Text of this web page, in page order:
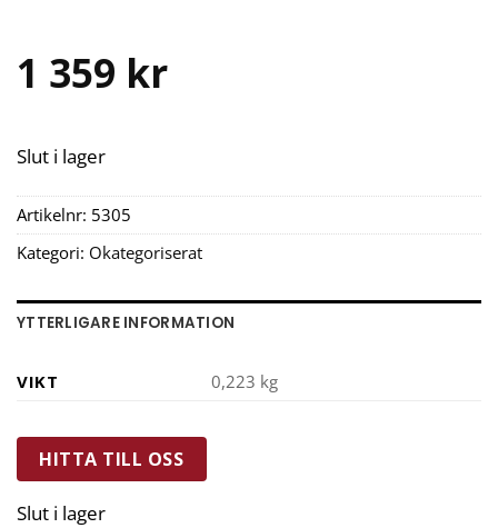
1 359 kr
Slut i lager
Artikelnr: 5305
Kategori: Okategoriserat
YTTERLIGARE INFORMATION
VIKT 0,223 kg
HITTA TILL OSS
Slut i lager